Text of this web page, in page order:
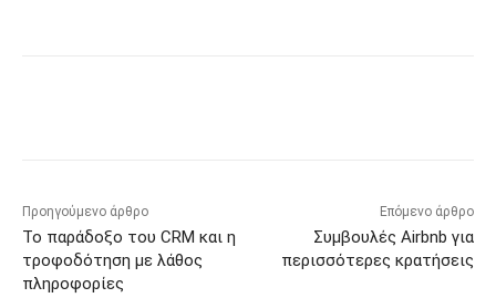
Προηγούμενο άρθρο
Το παράδοξο του CRM και η
τροφοδότηση με λάθος
πληροφορίες
Επόμενο άρθρο
Συμβουλές Airbnb για
περισσότερες κρατήσεις